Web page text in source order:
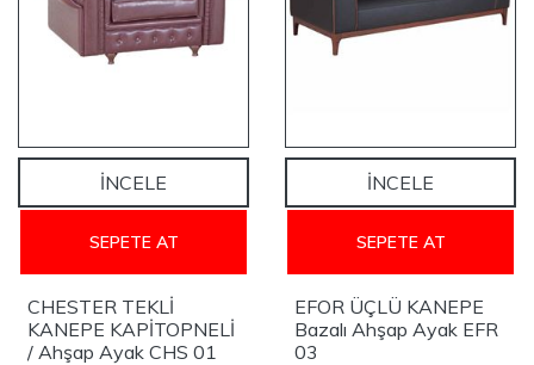
İNCELE
SEPETE AT
CHESTER TEKLİ
KANEPE KAPİTOPNELİ
/ Ahşap Ayak CHS 01
İNCELE
SEPETE AT
EFOR ÜÇLÜ KANEPE
Bazalı Ahşap Ayak EFR
03